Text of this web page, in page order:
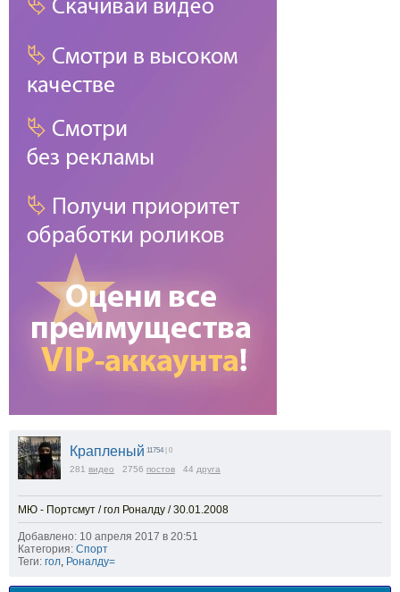
Крапленый 11754 | 0
281 видео 2756 постов 44 друга
МЮ - Портсмут / гол Роналду / 30.01.2008
Добавлено: 10 апреля 2017 в 20:51
Категория: Спорт
Теги: гол, Роналду=